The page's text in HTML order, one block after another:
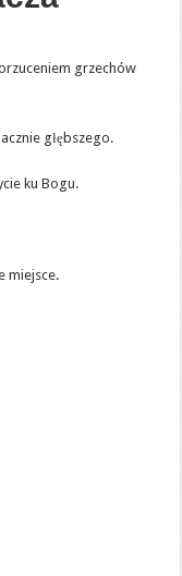
grzechów
głębszego.
ku Bogu.
miejsce.